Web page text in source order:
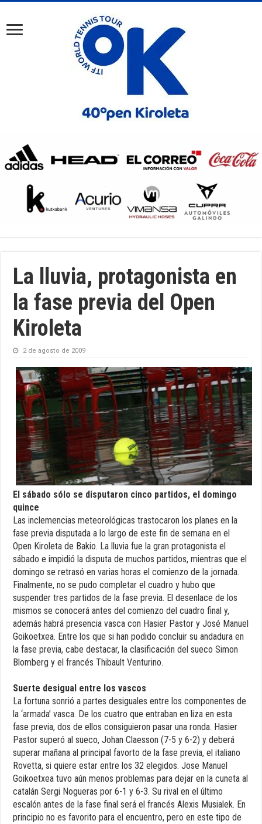
La lluvia, protagonista en
la fase previa del Open
Kiroleta
2 de agosto de 2009
El sábado sólo se disputaron cinco partidos, el domingo
quince
Las inclemencias meteorológicas trastocaron los planes en la
fase previa disputada a lo largo de este fin de semana en el
Open Kiroleta de Bakio. La lluvia fue la gran protagonista el
sábado e impidió la disputa de muchos partidos, mientras que el
domingo se retrasó en varias horas el comienzo de la jornada.
Finalmente, no se pudo completar el cuadro y hubo que
suspender tres partidos de la fase previa. El desenlace de los
mismos se conocerá antes del comienzo del cuadro final y,
además habrá presencia vasca con Hasier Pastor y José Manuel
Goikoetxea. Entre los que si han podido concluir su andadura en
la fase previa, cabe destacar, la clasificación del sueco Simon
Blomberg y el francés Thibault Venturino.
Suerte desigual entre los vascos
La fortuna sonrió a partes desiguales entre los componentes de
la ‘armada’ vasca. De los cuatro que entraban en liza en esta
fase previa, dos de ellos consiguieron pasar una ronda. Hasier
Pastor superó al sueco, Johan Claesson (7-5 y 6-2) y deberá
superar mañana al principal favorto de la fase previa, el italiano
Rovetta, si quiere estar entre los 32 elegidos. Jose Manuel
Goikoetxea tuvo aún menos problemas para dejar en la cuneta al
catalán Sergi Nogueras por 6-1 y 6-3. Su rival en el último
escalón antes de la fase final será el francés Alexis Musialek. En
principio no es favorito para el encuentro, pero en este tipo de